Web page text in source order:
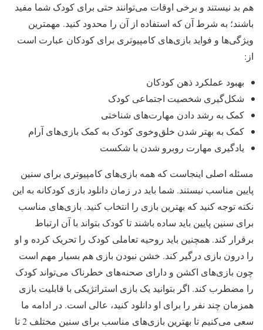
هم بد نیستند و برخی اوقات می‌توانند حتی برای کودک شما مفید
باشند؛ به شرط آن که استفاده از آن را محدود کنید. مهمترین
ویژگی‌ها و فواید بازی‌های کامپیوتری برای کودکان عبارت است
از:
بهبود عملکرد ذهن کودکان
شکل‌گیری شخصیت اجتماعی کودک
کمک به رشد دادن مهارت‌های شناختی
کمک به بهتر شدن خلق‌‌وخوی کودک به کمک بازی‌های آرام
یادگیری مهارت روبرو شدن با شکست
مسئله اصلی اینجاست که همه بازی‌های کامپیوتری برای سنین
پایین مناسب نیستند. شما باید در زمان دانلود بازی کودکانه به این
نکته توجه کنید که بهترین بازی را انتخاب کنید. بازی‌های مناسب
برای سنین پایین باید ساده باشند تا کودک بتواند با آن ارتباط
برقرار کند. همچنین باید روحیه تعاملی کودک را تحریک کرده و او
را درون بازی درگیر کند. خشن نبودن بازی هم بسیار مهم است
چون بازی‌های اکشن و دارای صحنه‌های خطرناک می‌تواند کودک
را مضطرب کند. اگر بتوانید یک بازی استراتژیکی با قابلیت بازی
همزمان چند نفر را برای او دانلود کنید، عالی است. در ادامه ما
سعی می‌کنیم تا بهترین بازی‌های مناسب برای سنین مختلف 2 تا